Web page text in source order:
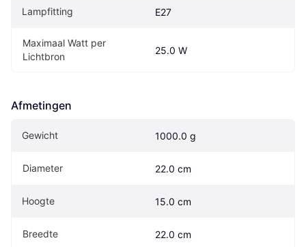
Lampfitting E27
Maximaal Watt per
Lichtbron
25.0 W
Afmetingen
Gewicht 1000.0 g
Diameter 22.0 cm
Hoogte 15.0 cm
Breedte 22.0 cm